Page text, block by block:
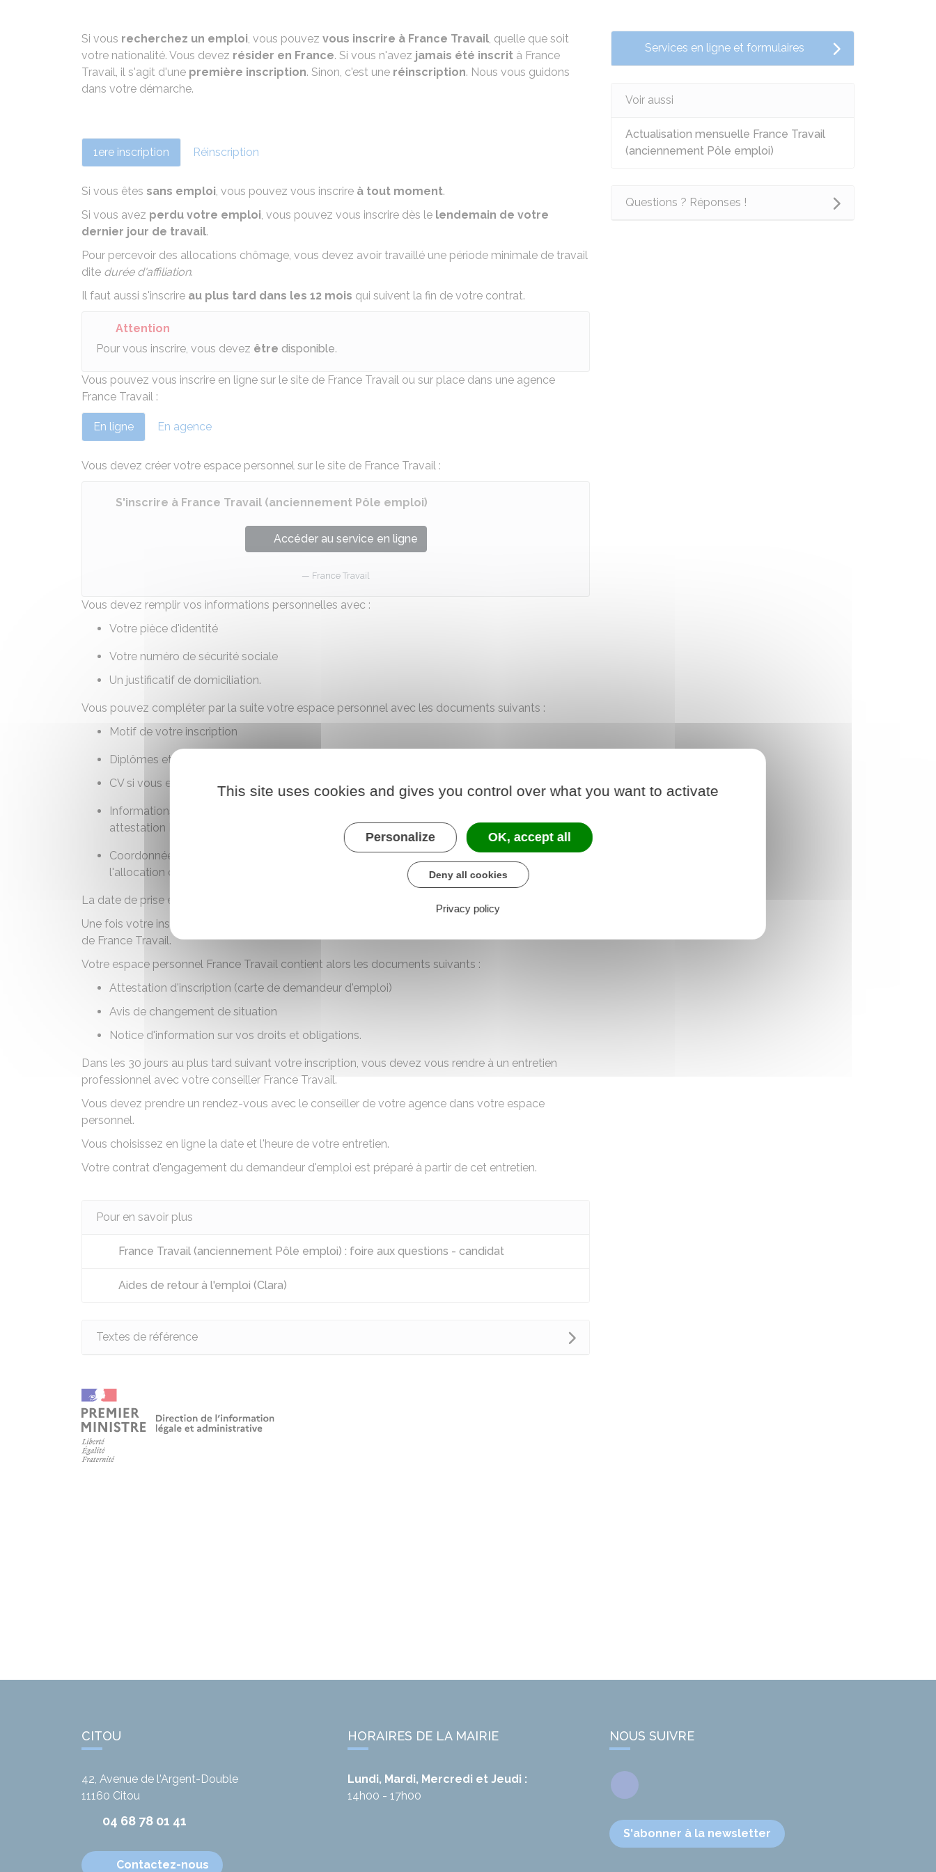
Si vous recherchez un emploi, vous pouvez vous inscrire à France Travail, quelle que soit
votre nationalité. Vous devez résider en France. Si vous n'avez jamais été inscrit à France
Travail, il s'agit d'une première inscription. Sinon, c'est une réinscription. Nous vous guidons
dans votre démarche.
1ere inscription Réinscription
Si vous êtes sans emploi, vous pouvez vous inscrire à tout moment.
Si vous avez perdu votre emploi, vous pouvez vous inscrire dès le lendemain de votre
dernier jour de travail.
Pour percevoir des allocations chômage, vous devez avoir travaillé une période minimale de travail
dite durée d'affiliation.
Il faut aussi s'inscrire au plus tard dans les 12 mois qui suivent la fin de votre contrat.
Attention
Pour vous inscrire, vous devez être disponible.
Vous pouvez vous inscrire en ligne sur le site de France Travail ou sur place dans une agence
France Travail :
En ligne En agence
Vous devez créer votre espace personnel sur le site de France Travail :
S'inscrire à France Travail (anciennement Pôle emploi)
Accéder au service en ligne
France Travail
Vous devez remplir vos informations personnelles avec :
Votre pièce d'identité
Votre numéro de sécurité sociale
Un justificatif de domiciliation.
Vous pouvez compléter par la suite votre espace personnel avec les documents suivants :
Motif de votre inscription
Diplômes et qualifications
CVsi vous en avez un
Informations concernant votre parcours professionnel (
attestation France Travail
Coordonnées bancaires indiquées sur votre relevé d'identité bancaire (Rib)pour recevoir
l'allocation chômage si vous y avez droit.
La date de prise en compte de votre inscription débute le jour de votre enregistrement par internet.
Une fois votre inscription enregistrée, votre espace personnel est créé automatiquement sur le site
de France Travail.
Votre espace personnel France Travail contient alors les documents suivants :
Attestation d'inscription (carte de demandeur d'emploi)
Avis de changement de situation
Notice d'information sur vos droits et obligations.
Dans les 30 jours au plus tard suivant votre inscription, vous devez vous rendre à un entretien
professionnel avec votre conseiller France Travail.
Vous devez prendre un rendez-vous avec le conseiller de votre agence dans votre espace
personnel.
Vous choisissez en ligne la date et l'heure de votre entretien.
Votre contrat d'engagement du demandeur d'emploi est préparé à partir de cet entretien.
Pour en savoir plus
France Travail (anciennement Pôle emploi) : foire aux questions - candidat
Aides de retour à l'emploi (Clara)
Textes de référence
Services en ligne et formulaires
Voir aussi
Actualisation mensuelle France Travail
(anciennement Pôle emploi)
Questions ? Réponses !
CITOU
42, Avenue de l'Argent-Double
11160 Citou
04 68 78 01 41
Contactez-nous
HORAIRES DE LA MAIRIE
Lundi, Mardi, Mercredi et Jeudi :
14h00 - 17h00
NOUS SUIVRE
Facebook
S'abonner à la newsletter
This site uses cookies and gives you control over what you want to activate
Personalize OK, accept all
Deny all cookies
Privacy policy